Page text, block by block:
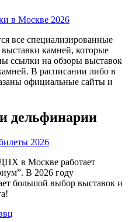
в Москве 2026
все специализированные
камней, которые
ссылки на обзоры выставок
В расписании либо в
официальные сайты и
дельфинарии
2026
в Москве работает
В 2026 году
большой выбор выставок и